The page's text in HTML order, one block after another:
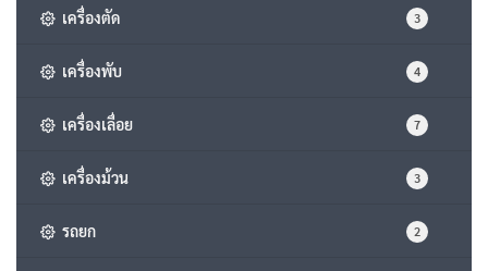
เครื่องตัด 3
เครื่องพับ 4
เครื่องเลื่อย 7
เครื่องม้วน 3
รถยก 2